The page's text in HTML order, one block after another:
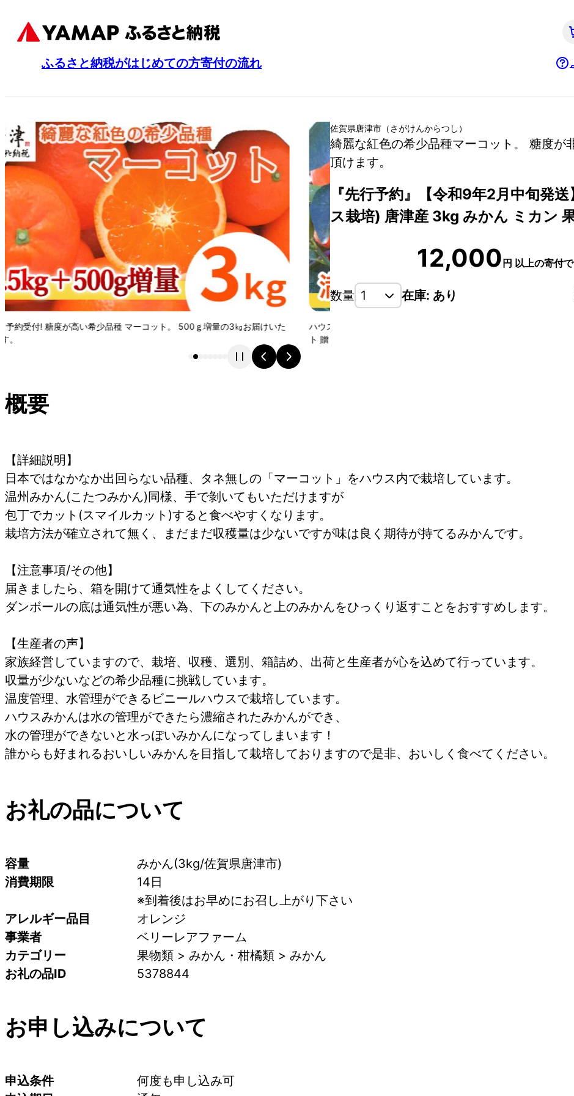
ふるさと納税がはじめての方寄付の流れ
ハウス栽培のマーコット。 綺麗な紅色の希少品種で、ご家庭ではもちろん ギフ
佐賀県唐津市 （さがけんからつし ）
綺麗な紅色の希少品種マーコット。 糖度が
頂けます。
『先行予約』【令和9年2月中旬発
ス栽培) 唐津産 3kg みかん ミカン
12,000円 以上の寄付
数量 在庫: あり
概要
【詳細説明】
日本ではなかなか出回らない品種、タネ無しの「マーコット」をハウス内で栽培しています。
温州みかん(こたつみかん)同様、手で剝いてもいただけますが
包丁でカット(スマイルカット)すると食べやすくなります。
栽培方法が確立されて無く、まだまだ収穫量は少ないですが味は良く期待が持てるみかんです。
【注意事項/その他】
届きましたら、箱を開けて通気性をよくしてください。
ダンボールの底は通気性が悪い為、下のみかんと上のみかんをひっくり返すことをおすすめします。
【生産者の声】
家族経営していますので、栽培、収穫、選別、箱詰め、出荷と生産者が心を込めて行っています。
収量が少ないなどの希少品種に挑戦しています。
温度管理、水管理ができるビニールハウスで栽培しています。
ハウスみかんは水の管理ができたら濃縮されたみかんができ、
水の管理ができないと水っぽいみかんになってしまいます！
誰からも好まれるおいしいみかんを目指して栽培しておりますので是非、おいしく食べてください。
お礼の品について
容量
みかん(3kg/佐賀県唐津市)
消費期限
14日
※到着後はお早めにお召し上がり下さい
アレルギー品目
オレンジ
事業者
ベリーレアファーム
カテゴリー
果物類 > みかん・柑橘類 > みかん
お礼の品ID
5378844
お申し込みについて
申込条件
何度も申し込み可